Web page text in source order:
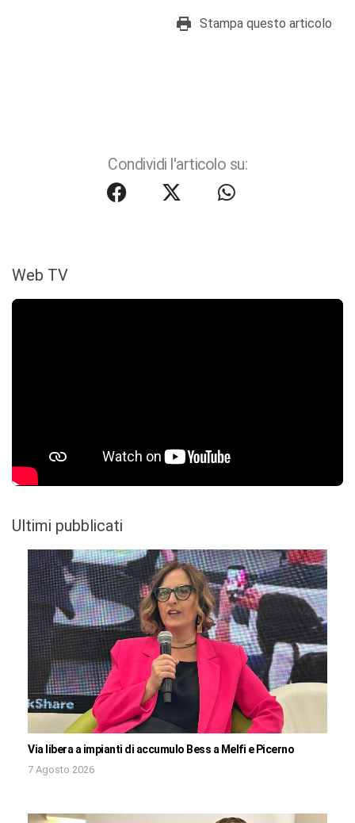
Stampa questo articolo
Condividi l'articolo su:
Web TV
Ultimi pubblicati
Via libera a impianti di accumulo Bess a Melfi e Picerno
7 Agosto 2026